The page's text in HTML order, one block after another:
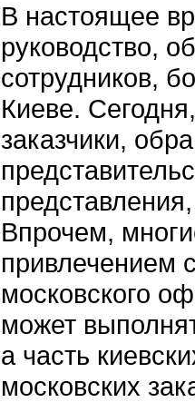
В настоящее
руководство,
сотрудников,
Киеве.
заказчики,
Впрочем,
привлечением
московского
может
а часть
московских